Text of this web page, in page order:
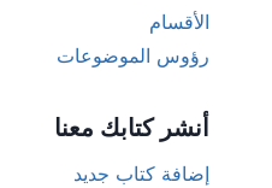
الأقسام
رؤوس الموضوعات
أنشر كتابك معنا
إضافة كتاب جديد